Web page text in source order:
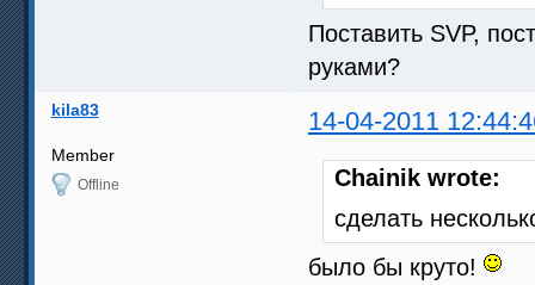
Поставить SVP,
руками?
kila83 14-04-2011
Member
Offline
Chainik wrote:
сделать
было бы круто!